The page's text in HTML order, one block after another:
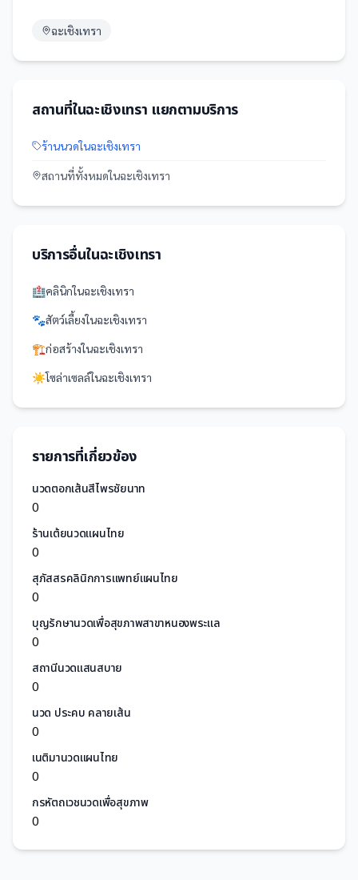
ฉะเชิงเทรา
สถานที่ในฉะเชิงเทรา แยกตามบริการ
ร้านนวดในฉะเชิงเทรา
สถานที่ทั้งหมดในฉะเชิงเทรา
บริการอื่นในฉะเชิงเทรา
🏥คลินิกในฉะเชิงเทรา
🐾สัตว์เลี้ยงในฉะเชิงเทรา
🏗️ก่อสร้างในฉะเชิงเทรา
☀️โซล่าเซลล์ในฉะเชิงเทรา
รายการที่เกี่ยวข้อง
นวดตอกเส้นสีไพรชัยนาท
0
ร้านเต้ยนวดแผนไทย
0
สุภัสสรคลินิกการแพทย์แผนไทย
0
บุญรักษานวดเพื่อสุขภาพสาขาหนองพระแล
0
สถานีนวดแสนสบาย
0
นวด ประคบ คลายเส้น
0
เนติมานวดแผนไทย
0
กรหัตถเวชนวดเพื่อสุขภาพ
0